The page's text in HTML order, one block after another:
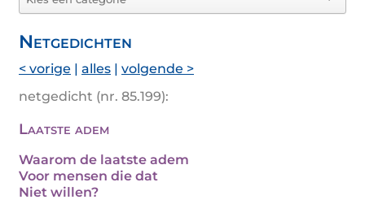
Netgedichten
< vorige | alles | volgende >
netgedicht (nr. 85.199):
Laatste adem
Waarom de laatste adem
Voor mensen die dat
Niet willen?